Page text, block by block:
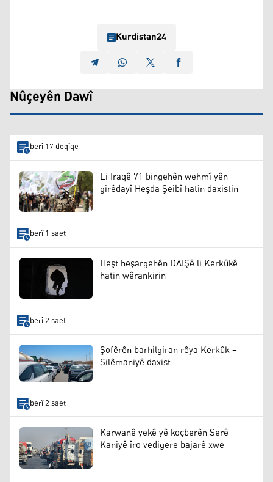
Kurdistan24
Nûçeyên Dawî
berî 17 deqîqe
Li Iraqê 71 bingehên wehmî yên
girêdayî Heşda Şeibî hatin daxistin
berî 1 saet
Heşt heşargehên DAIŞê li Kerkûkê
hatin wêrankirin
berî 2 saet
Şofêrên barhilgiran rêya Kerkûk –
Silêmaniyê daxist
berî 2 saet
Karwanê yekê yê koçberên Serê
Kaniyê îro vedigere bajarê xwe